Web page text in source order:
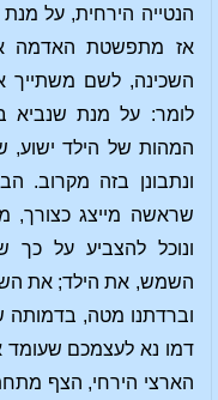
הנטייה הירחית, על
אז מתפשטת האדמה
השכינה, לשם משתייך
לומר: על מנת שנביא
המהות של הילד ישוע,
ונתבונן בזה מקרוב.
שראשה מייצג כצורך,
ונוכל להצביע על כך
השמש, את הילד; את
וברדתנו מטה, בדמותה
דמו נא לעצמכם שעומד
הארצי הירחי, הצף